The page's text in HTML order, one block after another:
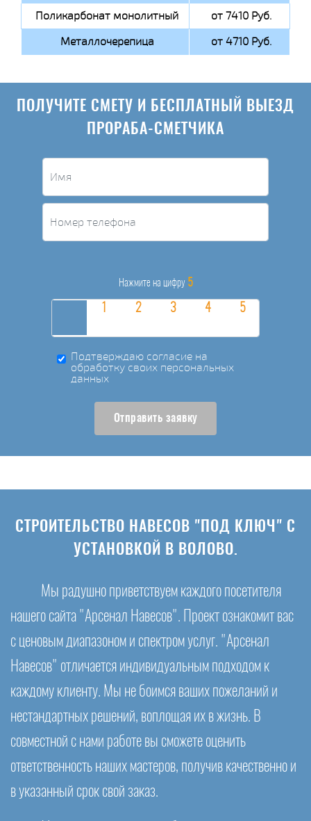
Поликарбонат монолитный
от 7410 Руб.
Металлочерепица
от 4710 Руб.
ПОЛУЧИТЕ СМЕТУ И БЕСПЛАТНЫЙ ВЫЕЗД
ПРОРАБА-СМЕТЧИКА
Нажмите на цифру 5
Подтверждаю согласие на
обработку своих персональных
данных
Отправить заявку
СТРОИТЕЛЬСТВО НАВЕСОВ "ПОД КЛЮЧ" С
УСТАНОВКОЙ В ВОЛОВО.
Мы радушно приветствуем каждого посетителя
нашего сайта "Арсенал Навесов". Проект ознакомит вас
с ценовым диапазоном и спектром услуг. "Арсенал
Навесов" отличается индивидуальным подходом к
каждому клиенту. Мы не боимся ваших пожеланий и
нестандартных решений, воплощая их в жизнь. В
совместной с нами работе вы сможете оценить
ответственность наших мастеров, получив качественно и
в указанный срок свой заказ.